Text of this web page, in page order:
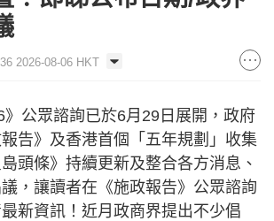
2026-08-06 HKT
》公眾諮詢已於6月29日展開，政府
告》及香港首個「五年規劃」收集
頭條》持續更新及整合各方消息、
，讓讀者在《施政報告》公眾諮詢
新資訊！近月政商界提出不少倡